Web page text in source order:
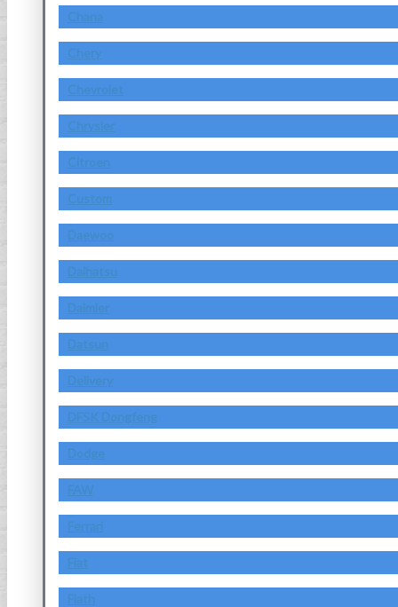
Chana
Chery
Chevrolet
Chrysler
Citroen
Custom
Daewoo
Daihatsu
Daimler
Datsun
Delivery
DFSK Dongfeng
Dodge
FAW
Ferrari
Fiat
Fiath